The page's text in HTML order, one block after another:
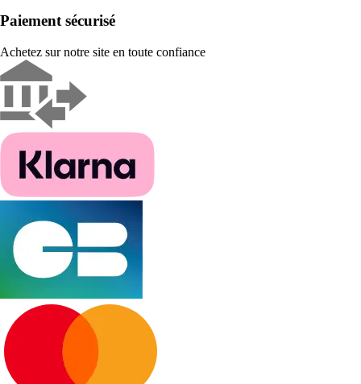
Paiement sécurisé
Achetez sur notre site en toute confiance